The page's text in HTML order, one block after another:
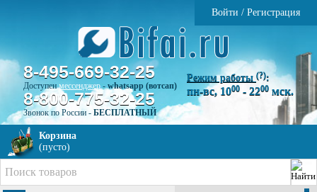
Войти / Регистрация
8-495-669-32-25
Доступенмессенджер-whatsapp (вотсап)
8-800-775-32-25
Звонок по России - БЕСПЛАТНЫЙ
Режим работы (?):
пн-вс, 1000 - 2200 мск.
Корзина
(пусто)